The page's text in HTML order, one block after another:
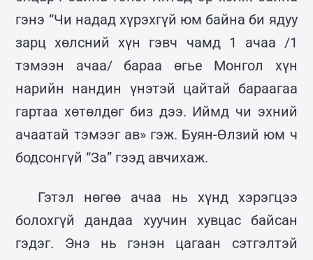
гэнэ “Чи надад хүрэхгүй юм байна би ядуу
зарц хөлсний хүн гэвч чамд 1 ачаа /1
тэмээн ачаа/ бараа өгье Монгол хүн
нарийн нандин үнэтэй цайтай бараагаа
гартаа хөтөлдөг биз дээ. Иймд чи эхний
ачаатай тэмээг ав» гэж. Буян-Өлзий юм ч
бодсонгүй “За” гээд авчихаж.
Гэтэл нөгөө ачаа нь хүнд хэрэгцээ
болохгүй дандаа хуучин хувцас байсан
гэдэг. Энэ нь гэнэн цагаан сэтгэлтэй